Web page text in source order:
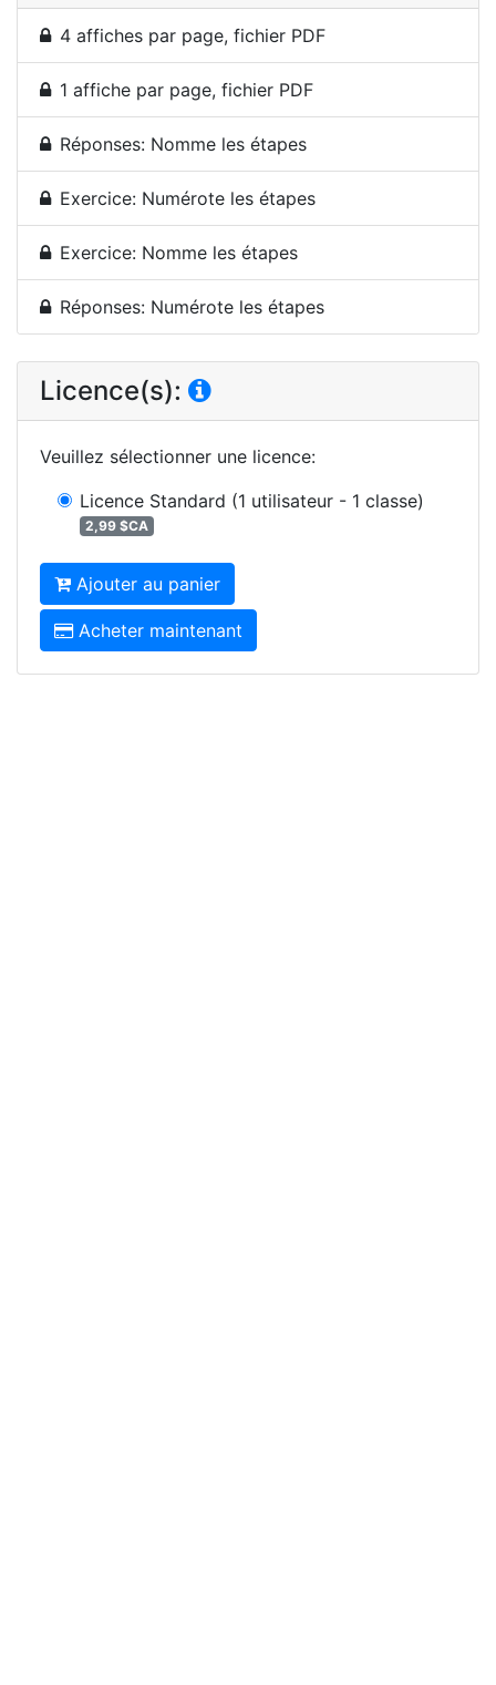
4 affiches par page, fichier PDF
1 affiche par page, fichier PDF
Réponses: Nomme les étapes
Exercice: Numérote les étapes
Exercice: Nomme les étapes
Réponses: Numérote les étapes
Licence(s):
Veuillez sélectionner une licence:
Licence Standard (1 utilisateur - 1 classe)
2,99 $CA
Ajouter au panier
Acheter maintenant